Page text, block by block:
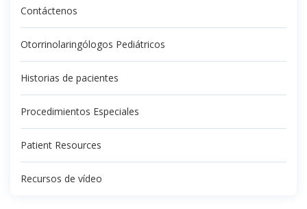
Contáctenos
Otorrinolaringólogos Pediátricos
Historias de pacientes
Procedimientos Especiales
Patient Resources
Recursos de vídeo